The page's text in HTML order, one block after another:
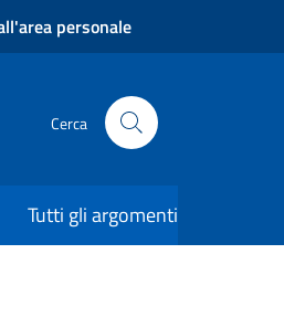
personale
Cerca
Tutti gli argomenti